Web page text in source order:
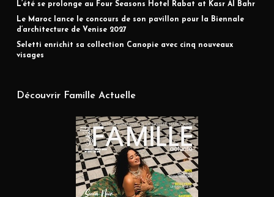
L’été se prolonge au Four Seasons Hotel Rabat at Kasr Al Bahr
Le Maroc lance le concours de son pavillon pour la Biennale
d’architecture de Venise 2027
Seletti enrichit sa collection Canopie avec cinq nouveaux
visages
Découvrir Famille Actuelle